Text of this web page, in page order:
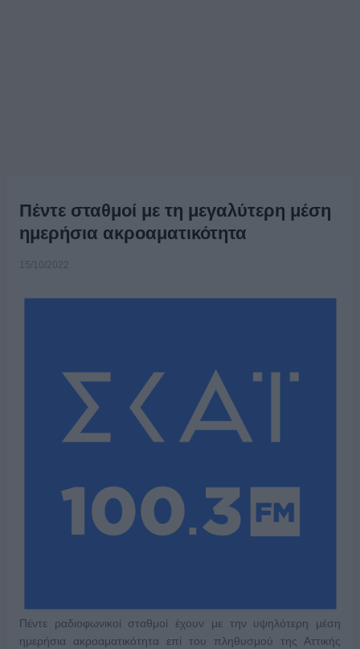
Πέντε σταθμοί με τη μεγαλύτερη μέση
ημερήσια ακροαματικότητα
15/10/2022
Πέντε ραδιοφωνικοί σταθμοί έχουν με την υψηλότερη μέση
ημερήσια ακροαματικότητα επί του πληθυσμού της Αττικής